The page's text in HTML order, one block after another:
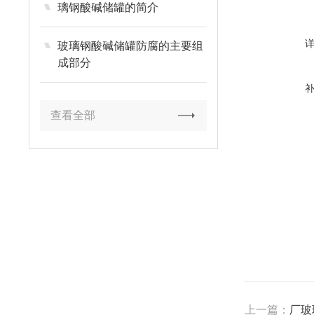
璃钢酸碱储罐的简介
玻璃钢酸碱储罐防腐的主要组
成部分
查看全部
上一篇： 厂